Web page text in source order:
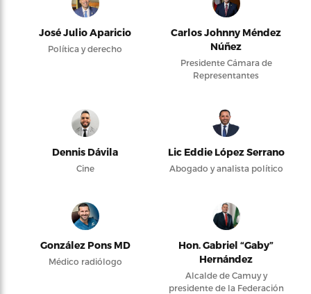
José Julio Aparicio
Política y derecho
Carlos Johnny Méndez
Núñez
Presidente Cámara de
Representantes
Dennis Dávila
Cine
Lic Eddie López Serrano
Abogado y analista político
González Pons MD
Médico radiólogo
Hon. Gabriel “Gaby”
Hernández
Alcalde de Camuy y
presidente de la Federación